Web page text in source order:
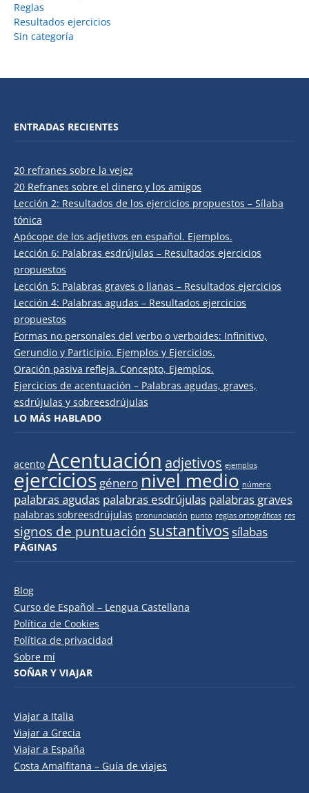
Reglas
Resultados ejercicios
Sin categoría
ENTRADAS RECIENTES
20 refranes sobre la vejez
20 Refranes sobre el dinero y los amigos
Lección 2: Resultados de los ejercicios propuestos – Sílaba
tónica
Apócope de los adjetivos en español. Ejemplos.
Lección 6: Palabras esdrújulas – Resultados ejercicios
propuestos
Lección 5: Palabras graves o llanas – Resultados ejercicios
Lección 4: Palabras agudas – Resultados ejercicios
propuestos
Formas no personales del verbo o verboides: Infinitivo,
Gerundio y Participio. Ejemplos y Ejercicios.
Oración pasiva refleja. Concepto, Ejemplos.
Ejercicios de acentuación – Palabras agudas, graves,
esdrújulas y sobreesdrújulas
LO MÁS HABLADO
acento Acentuación adjetivos ejemplos
ejercicios género nivel medio número
palabras agudas palabras esdrújulas palabras graves
palabras sobreesdrújulas pronunciación punto reglas ortográficas res
signos de puntuación sustantivossílabas
PÁGINAS
Blog
Curso de Español – Lengua Castellana
Política de Cookies
Política de privacidad
Sobre mí
SOÑAR Y VIAJAR
Viajar a Italia
Viajar a Grecia
Viajar a España
Costa Amalfitana – Guía de viajes